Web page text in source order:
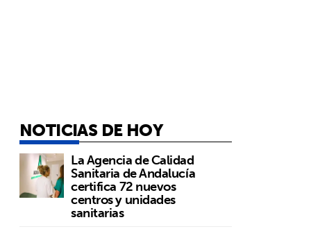
NOTICIAS DE HOY
La Agencia de Calidad
Sanitaria de Andalucía
certifica 72 nuevos
centros y unidades
sanitarias